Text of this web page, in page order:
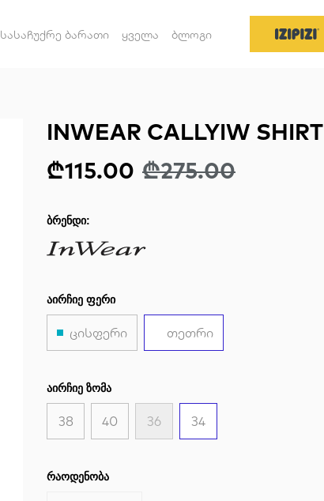
სასაჩუქრე ბარათი ყველა ბლოგი
INWEAR CALLYIW SHIRT
₾115.00 ₾275.00
ᲑᲠᲔᲜᲓᲘ:
ᲐᲘᲠᲩᲘᲔ ᲤᲔᲠᲘ
ცისფერი თეთრი
ᲐᲘᲠᲩᲘᲔ ᲖᲝᲛᲐ
38 40 36 34
ᲠᲐᲝᲓᲔᲜᲝᲑᲐ